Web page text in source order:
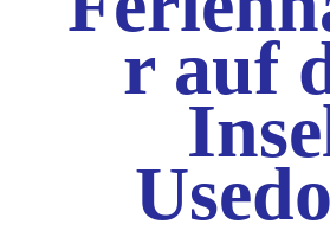
r auf